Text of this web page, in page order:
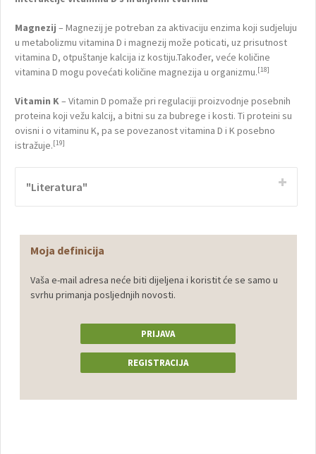
Magnezij – Magnezij je potreban za aktivaciju enzima koji sudjeluju
u metabolizmu vitamina D i magnezij može poticati, uz prisutnost
vitamina D, otpuštanje kalcija iz kostiju.Također, veće količine
vitamina D mogu povećati količine magnezija u organizmu.[18]
Vitamin K– Vitamin D pomaže pri regulaciji proizvodnje posebnih
proteina koji vežu kalcij, a bitni su za bubrege i kosti. Ti proteini su
ovisni i o vitaminu K, pa se povezanost vitamina D i K posebno
istražuje.[19]
"Literatura"
Moja definicija
Vaša e-mail adresa neće biti dijeljena i koristit će se samo u
svrhu primanja posljednjih novosti.
PRIJAVA
REGISTRACIJA